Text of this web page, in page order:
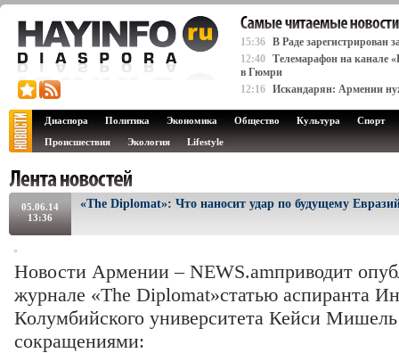
15:36 В Раде зарегистрирован
12:40 Телемарафон на канале
в Гюмри
12:16 Искандарян: Армении
Диаспора Политика Экономика Общество Культура
Спорт
Происшествия
Экология Lifestyle
05.06.14
13:36
«The Diplomat»: Что наносит удар по будущему
Новости Армении – NEWS.amприводит
журнале «The Diplomat»статью аспиранта
Колумбийского университета Кейси
сокращениями: